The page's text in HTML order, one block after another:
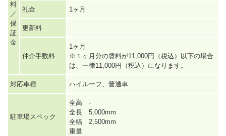
料
／
保
証
金
礼金 1ヶ月
更新料
仲介手数料
1ヶ月
※１ヶ月分の賃料が11,000円（税込）以下の場合
は、一律11,000円（税込）になります。
対応車種 ハイルーフ、普通車
駐車場スペック
全高 -
全長 5,000mm
全幅 2,500mm
重量